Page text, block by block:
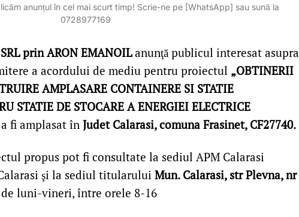
anunțul în cel mai scurt timp! Scrie-ne pe [WhatsApp] sau sună la
0728977169
SRL prin ARON EMANOILanunţă publicul interesat asupra
a acordului de mediu pentru proiectul „OBTINERII
AMPLASARE CONTAINERE SI STATIE
STATIE DE STOCARE A ENERGIEI ELECTRICE
fi amplasat înJudet Calarasi, comuna Frasinet, CF27740.
propus pot fi consultate la sediul APM Calarasi
şi la sediul titularului Mun. Calarasi, str Plevna, nr
luni-vineri, între orele 8-16